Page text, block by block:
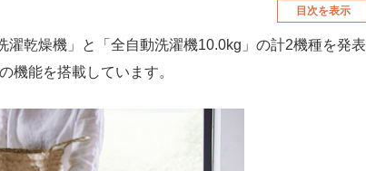
目次を表示
乾燥機」と「全自動洗濯機10.0kg」の計2機種を発表
機能を搭載しています。